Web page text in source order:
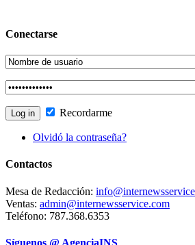
Conectarse
Recordarme
Olvidó la contraseña?
Contactos
Mesa de Redacción:
Ventas: admin@internewsservice.com
Teléfono: 787.368.6353
Síguenos @ AgenciaINS